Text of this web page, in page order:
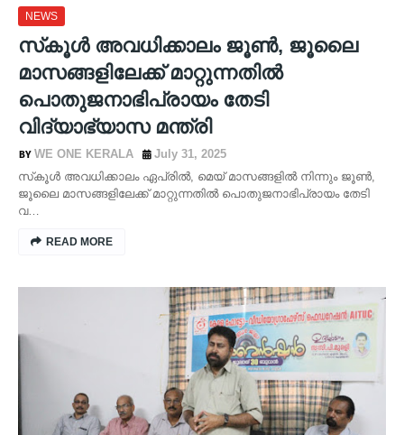
NEWS
സ്‌കൂള്‍ അവധിക്കാലം ജൂണ്‍, ജൂലൈ
മാസങ്ങളിലേക്ക് മാറ്റുന്നതില്‍
പൊതുജനാഭിപ്രായം തേടി
വിദ്യാഭ്യാസ മന്ത്രി
WE ONE KERALA
July 31, 2025
സ്‌കൂള്‍ അവധിക്കാലം ഏപ്രില്‍, മെയ് മാസങ്ങളില്‍ നിന്നും ജൂണ്‍,
ജൂലൈ മാസങ്ങളിലേക്ക് മാറ്റുന്നതില്‍ പൊതുജനാഭിപ്രായം തേടി
വ…
READ MORE